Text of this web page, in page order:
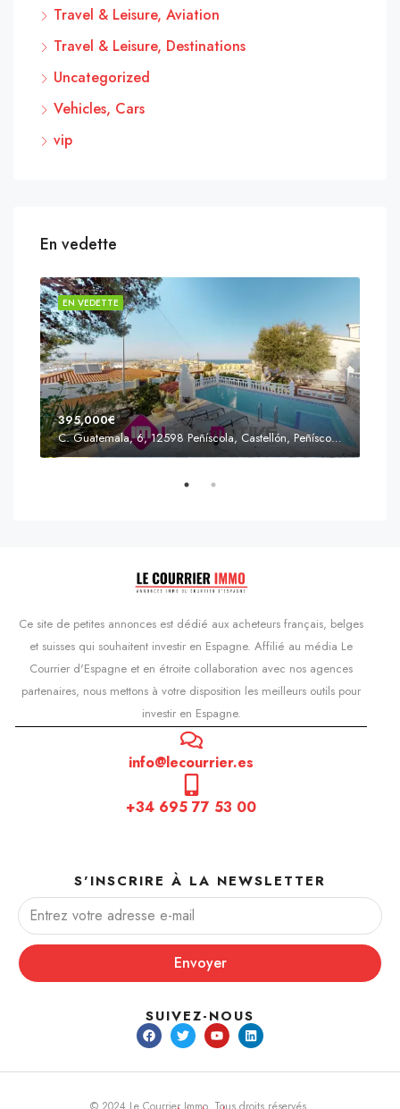
Travel & Leisure, Aviation
Travel & Leisure, Destinations
Uncategorized
Vehicles, Cars
vip
En vedette
EN VEDETTE
395,000€
C. Guatemala, 6, 12598 Peñíscola, Castellón, Peñíscola, Communauté valencienne
Ce site de petites annonces est dédié aux acheteurs français, belges
et suisses qui souhaitent investir en Espagne. Affilié au média Le
Courrier d'Espagne et en étroite collaboration avec nos agences
partenaires, nous mettons à votre disposition les meilleurs outils pour
investir en Espagne.
info@lecourrier.es
+34 695 77 53 00
S'INSCRIRE À LA NEWSLETTER
Envoyer
SUIVEZ-NOUS